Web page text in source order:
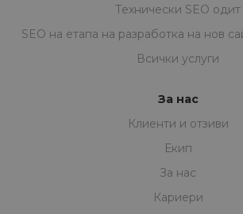
Технически SEO одит
SEO на eтапa на разработка на нов
Всички услуги
За нас
Клиенти и отзиви
Екип
За нас
Кариери